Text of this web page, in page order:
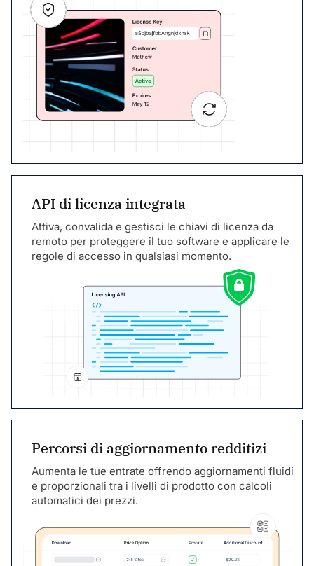
API di licenza integrata
Attiva, convalida e gestisci le chiavi di licenza da
remoto per proteggere il tuo software e applicare le
regole di accesso in qualsiasi momento.
Percorsi di aggiornamento redditizi
Aumenta le tue entrate offrendo aggiornamenti fluidi
e proporzionali tra i livelli di prodotto con calcoli
automatici dei prezzi.